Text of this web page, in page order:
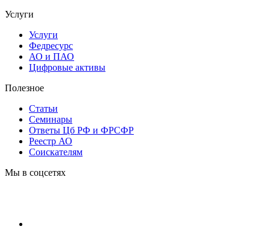
Услуги
Услуги
Федресурс
АО и ПАО
Цифровые активы
Полезное
Статьи
Cеминары
Ответы Цб РФ и ФРСФР
Реестр АО
Соискателям
Мы в соцсетях